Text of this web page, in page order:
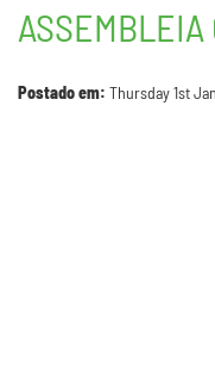
ASSEMBLEIA
Postado em: Thursday 1st